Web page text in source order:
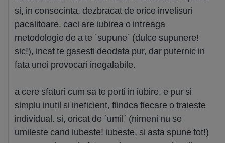
si, in consecinta, dezbracat de orice invelisuri
pacalitoare. caci are iubirea o intreaga
metodologie de a te `supune` (dulce supunere!
sic!), incat te gasesti deodata pur, dar puternic in
fata unei provocari inegalabile.
a cere sfaturi cum sa te porti in iubire, e pur si
simplu inutil si ineficient, fiindca fiecare o traieste
individual. si, oricat de `umil` (nimeni nu se
umileste cand iubeste! iubeste, si asta spune tot!)